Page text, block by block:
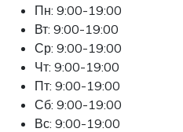
Пн: 9:00-19:00
Вт: 9:00-19:00
Ср: 9:00-19:00
Чт: 9:00-19:00
Пт: 9:00-19:00
Сб: 9:00-19:00
Вс: 9:00-19:00